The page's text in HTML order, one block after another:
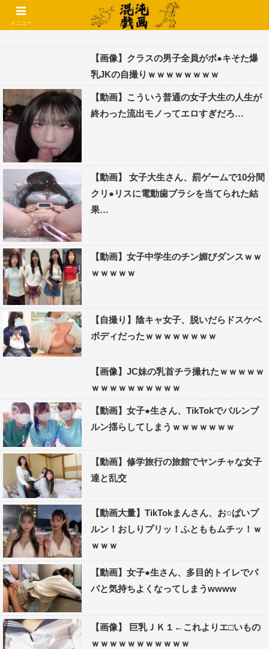
コメントでコテハン使えるようになりました🌱
【画像】クラスの男子全員がボ●キそた爆
乳JKの自撮りｗｗｗｗｗｗｗｗ
【動画】こういう普通の女子大生の人生が
終わった流出モノってエロすぎだろ…
【動画】 女子大生さん、罰ゲームで10分間
クリ●リスに電動歯ブラシを当てられた結
果…
【動画】女子中学生のチン媚びダンスｗｗ
ｗｗｗｗｗ
【自撮り】陰キャ女子、脱いだらドスケベ
ボディだったｗｗｗｗｗｗｗｗ
【画像】JC妹の乳首チラ撮れたｗｗｗｗｗ
ｗｗｗｗｗｗｗｗｗｗ
【動画】女子●生さん、TikTokでバルンブ
ルン揺らしてしまうｗｗｗｗｗｗｗ
【動画】修学旅行の旅館でヤンチャな女子
達と乱交
【動画大量】TikTokまんさん、お○ぱいプ
ルン！おしりプリッ！ふとももムチッ！ｗ
ｗｗｗ
【動画】女子●生さん、多目的トイレでパ
パと気持ちよくなってしまうwwww
【画像】 巨乳ＪＫ１←これよりエ□いもの
ｗｗｗｗｗｗｗｗｗｗｗ
メニュー